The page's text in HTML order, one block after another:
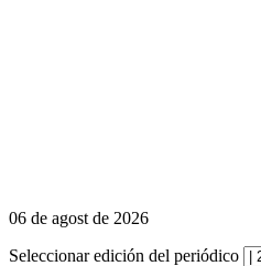
06 de agost de 2026
Seleccionar edición del periódico